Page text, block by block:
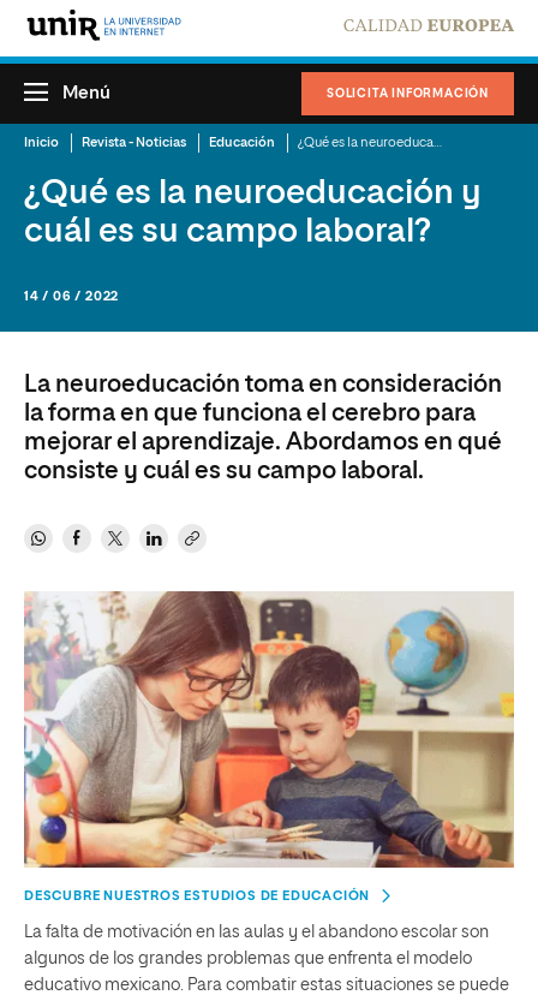
SOLICITA INFORMACIÓN
Menú
Inicio Revista - Noticias Educación
¿Qué es la neuroeducación y
cuál es su campo laboral?
14 / 06 / 2022
La neuroeducación toma en consideración
la forma en que funciona el cerebro para
mejorar el aprendizaje. Abordamos en qué
consiste y cuál es su campo laboral.
DESCUBRE NUESTROS ESTUDIOS DE EDUCACIÓN
La falta de motivación en las aulas y el abandono escolar son
algunos de los grandes problemas que enfrenta el modelo
educativo mexicano. Para combatir estas situaciones se puede